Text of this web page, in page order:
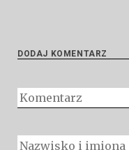
DODAJ KOMENTARZ